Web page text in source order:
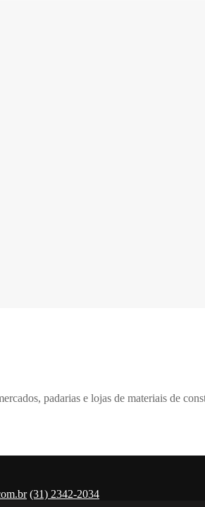
padarias e lojas de materiais de
(31) 2342-2034